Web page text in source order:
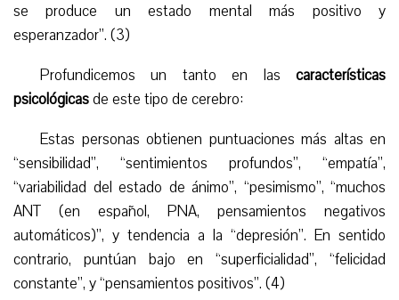
se produce un estado mental más positivo y
esperanzador”. (3)
Profundicemos un tanto en las características
psicológicasde este tipo de cerebro:
Estas personas obtienen puntuaciones más altas en
“sensibilidad”, “sentimientos profundos”, “empatía”,
“variabilidad del estado de ánimo”, “pesimismo”, “muchos
ANT (en español, PNA, pensamientos negativos
automáticos)”, y tendencia a la “depresión”. En sentido
contrario, puntúan bajo en “superficialidad”, “felicidad
constante”, y “pensamientos positivos”. (4)